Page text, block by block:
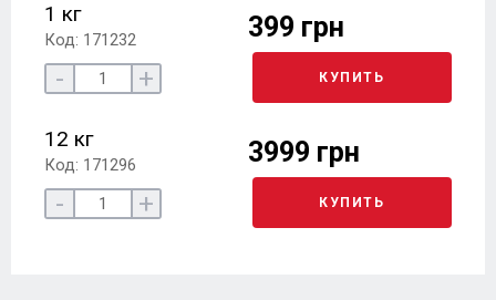
1 кг
Код: 171232 399 грн
- + КУПИТЬ
12 кг
Код: 171296 3999 грн
- + КУПИТЬ